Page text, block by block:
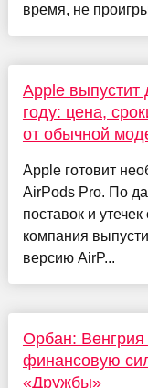
время, не
Apple выпустит
году: цена,
от обычной
Apple готовит
AirPods Pro. По
поставок и
компания
версию AirP...
Орбан: Венгрия
финансовую
«Дружбы»